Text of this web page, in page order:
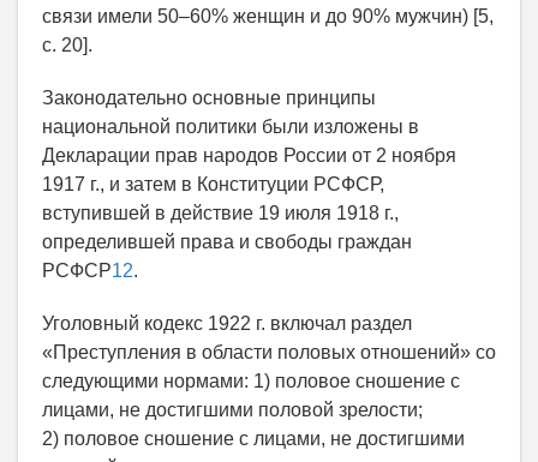
связи имели 50–60% женщин и до 90% мужчин) [5,
с. 20].
Законодательно основные принципы
национальной политики были изложены в
Декларации прав народов России от 2 ноября
1917 г., и затем в Конституции РСФСР,
вступившей в действие 19 июля 1918 г.,
определившей права и свободы граждан
РСФСР12.
Уголовный кодекс 1922 г. включал раздел
«Преступления в области половых отношений» со
следующими нормами: 1) половое сношение с
лицами, не достигшими половой зрелости;
2) половое сношение с лицами, не достигшими